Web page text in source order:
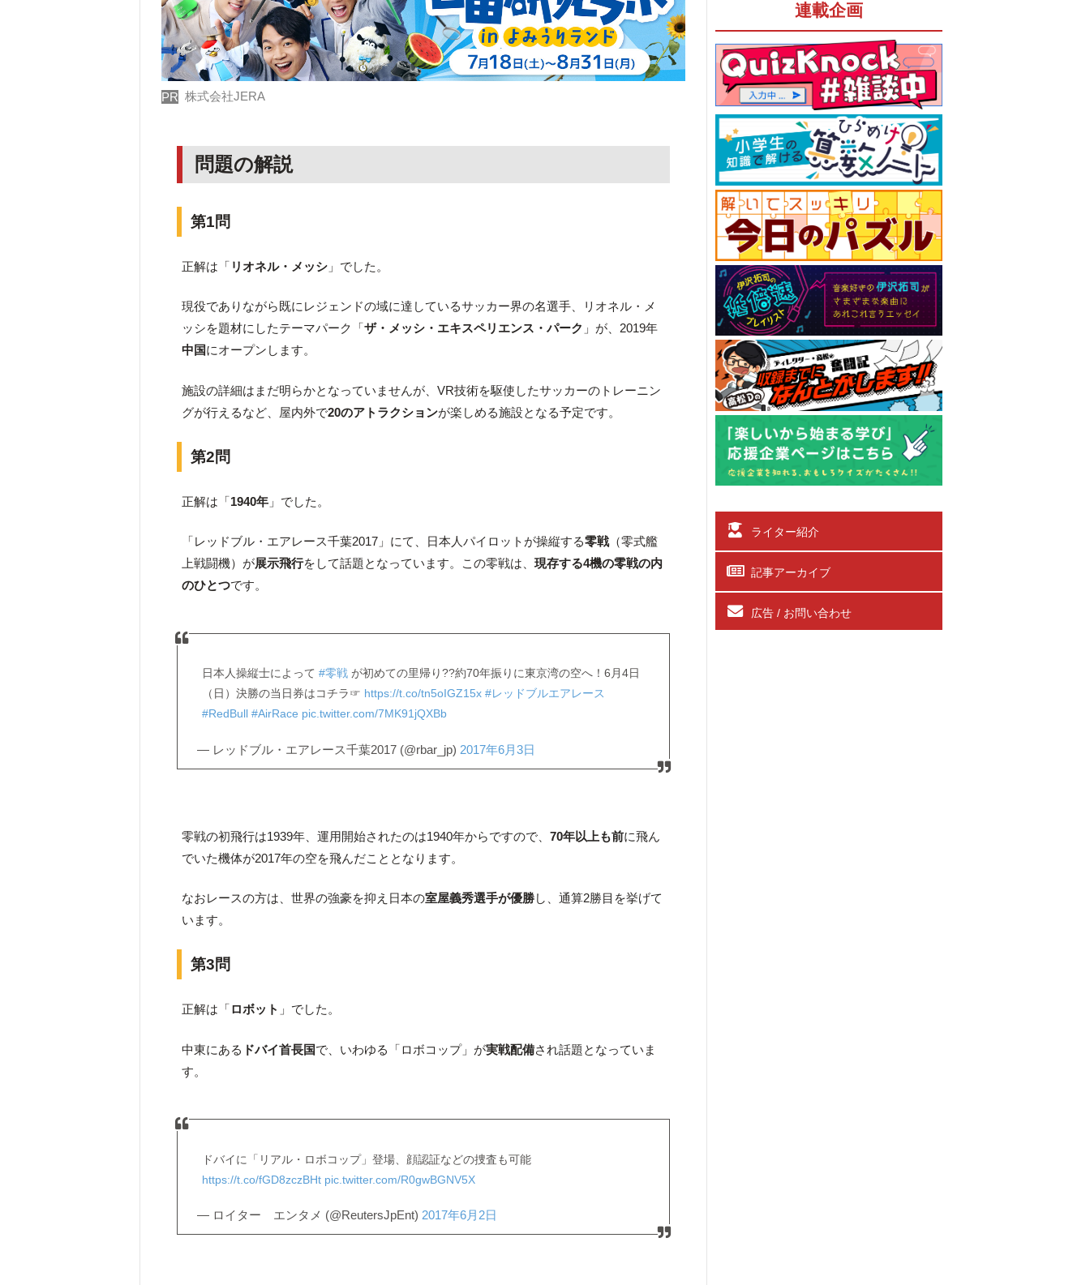
PR 株式会社JERA
問題の解説
第1問
正解は「 リオネル・メッシ 」でした。
現役でありながら既にレジェンドの域に達しているサッカー界の名選手、リオネル・メ
ッシを題材にしたテーマパーク「ザ・メッシ・エキスペリエンス・パーク 」が、2019年
中国にオープンします。
施設の詳細はまだ明らかとなっていませんが、VR技術を駆使したサッカーのトレーニン
グが行えるなど、屋内外で20のアトラクションが楽しめる施設となる予定です。
第2問
正解は「1940年 」でした。
「レッドブル・エアレース千葉2017‏」にて、日本人パイロットが操縦する零戦（零式艦
上戦闘機）が展示飛行をして話題となっています。この零戦は、現存する4機の零戦の内
のひとつです。
日本人操縦士によって#零戦 が初めての里帰り??約70年振りに東京湾の空へ！6月4日
（日）決勝の当日券はコチラ☞ https://t.co/tn5oIGZ15x #レッドブルエアレース
#RedBull #AirRace pic.twitter.com/7MK91jQXBb
— レッドブル・エアレース千葉2017 (@rbar_jp) 2017年6月3日
零戦の初飛行は1939年、運用開始されたのは1940年からですので、70年以上も前に飛ん
でいた機体が2017年の空を飛んだこととなります。
なおレースの方は、世界の強豪を抑え日本の室屋義秀選手が優勝し、通算2勝目を挙げて
います。
第3問
正解は「ロボット 」でした。
中東にある ドバイ首長国で、いわゆる「ロボコップ」が実戦配備され話題となっていま
す。
ドバイに「リアル・ロボコップ」登場、顔認証などの捜査も可能
https://t.co/fGD8zczBHt pic.twitter.com/R0gwBGNV5X
— ロイター エンタメ (@ReutersJpEnt) 2017年6月2日
連載企画
ライター紹介
記事アーカイブ
広告 / お問い合わせ